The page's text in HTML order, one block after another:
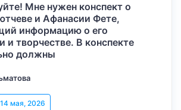
Мне нужен конспект о
и Афанасии Фете,
информацию о его
и творчестве. В конспекте
должны
14 мая, 2026